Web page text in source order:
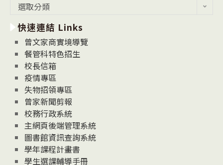
消
息
News
選取分類
快速連結 Links
曾文家商實境導覽
餐管科特色招生
校長信箱
疫情專區
失物招領專區
曾家新聞剪報
校務行政系統
主網頁後端管理系統
圖書館資訊查詢系統
學年課程計畫書
學生選課輔導手冊